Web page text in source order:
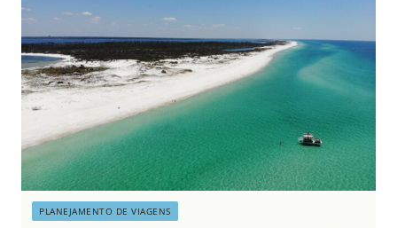
PLANEJAMENTO DE VIAGENS